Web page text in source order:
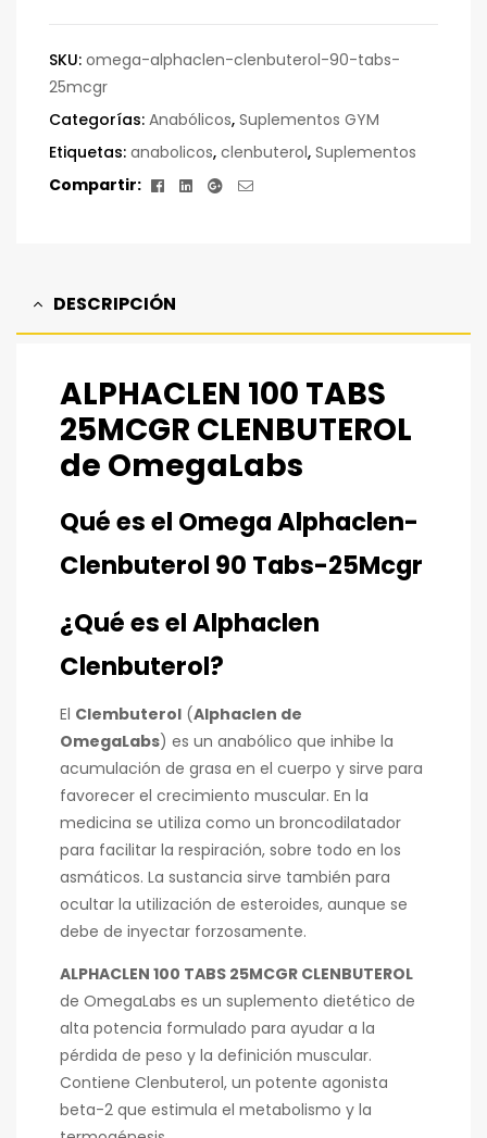
SKU: omega-alphaclen-clenbuterol-90-tabs-
25mcgr
Categorías: Anabólicos, Suplementos GYM
Etiquetas: anabolicos, clenbuterol, Suplementos
Compartir:
Facebook
LinkedinGoogle+
Correo
DESCRIPCIÓN
ALPHACLEN 100 TABS
25MCGR CLENBUTEROL
de OmegaLabs
Qué es el Omega Alphaclen-
Clenbuterol 90 Tabs-25Mcgr
¿Qué es el Alphaclen
Clenbuterol?
El Clembuterol (Alphaclen de
OmegaLabs) es un anabólico que inhibe la
acumulación de grasa en el cuerpo y sirve para
favorecer el crecimiento muscular. En la
medicina se utiliza como un broncodilatador
para facilitar la respiración, sobre todo en los
asmáticos. La sustancia sirve también para
ocultar la utilización de esteroides, aunque se
debe de inyectar forzosamente.
ALPHACLEN 100 TABS 25MCGR CLENBUTEROL
de OmegaLabs es un suplemento dietético de
alta potencia formulado para ayudar a la
pérdida de peso y la definición muscular.
Contiene Clenbuterol, un potente agonista
beta-2 que estimula el metabolismo y la